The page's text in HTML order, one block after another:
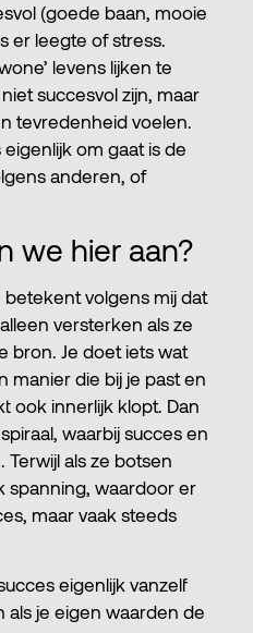
(goede baan, mooie
er leegte of stress.
levens lijken te
succesvol zijn, maar
tevredenheid voelen.
om gaat is de
anderen, of
we hier aan?
volgens mij dat
versterken als ze
bron. Je doet iets wat
manier die bij je past en
ook innerlijk klopt. Dan
waarbij succes en
als ze botsen
spanning, waardoor er
maar vaak steeds
eigenlijk vanzelf
als je eigen waarden de